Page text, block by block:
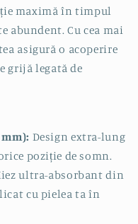
maximă în timpul
Cu cea mai
asigură o acoperire
grijă legată de
Design extra-lung
poziție de somn.
ultra-absorbant din
cu pielea ta în